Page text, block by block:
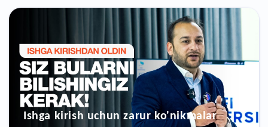
Ishga kirish uchun zarur ko'nikmalar